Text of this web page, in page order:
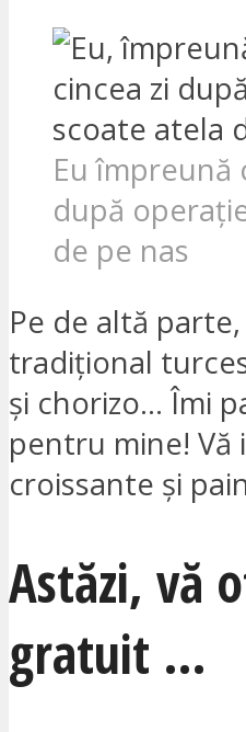
Eu împreună
după
de pe nas
Pe de altă
tradițional
și chorizo… Îmi
pentru mine! Vă
croissante și
Astăzi, vă
gratuit …